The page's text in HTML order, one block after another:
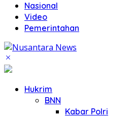
Nasional
Video
Pemerintahan
Hukrim
BNN
Kabar Polri